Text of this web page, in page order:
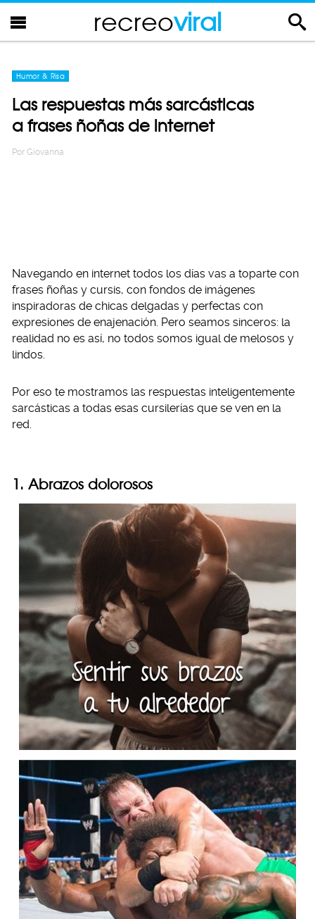
recreoviral
Humor & Risa
Las respuestas más sarcásticas
a frases ñoñas de internet
Por Giovanna
Navegando en internet todos los días vas a toparte con
frases ñoñas y cursis, con fondos de imágenes
inspiradoras de chicas delgadas y perfectas con
expresiones de enajenación. Pero seamos sinceros: la
realidad no es así, no todos somos igual de melosos y
lindos.
Por eso te mostramos las respuestas inteligentemente
sarcásticas a todas esas cursilerías que se ven en la
red.
1. Abrazos dolorosos